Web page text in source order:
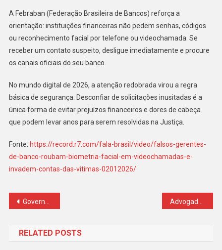
A Febraban (Federação Brasileira de Bancos) reforça a
orientação: instituições financeiras não pedem senhas, códigos
ou reconhecimento facial por telefone ou videochamada. Se
receber um contato suspeito, desligue imediatamente e procure
os canais oficiais do seu banco.
No mundo digital de 2026, a atenção redobrada virou a regra
básica de segurança. Desconfiar de solicitações inusitadas é a
única forma de evitar prejuízos financeiros e dores de cabeça
que podem levar anos para serem resolvidas na Justiça.
Fonte: https://record.r7.com/fala-brasil/video/falsos-gerentes-
de-banco-roubam-biometria-facial-em-videochamadas-e-
invadem-contas-das-vitimas-02012026/
Navegação
Post
Governo do Estado implementa biometria para identificação de apenados em 100% das prisões de regime fechado no Estado Advogada é presa em flagrante por furto de champanhe em Copacabana
RELATED POSTS